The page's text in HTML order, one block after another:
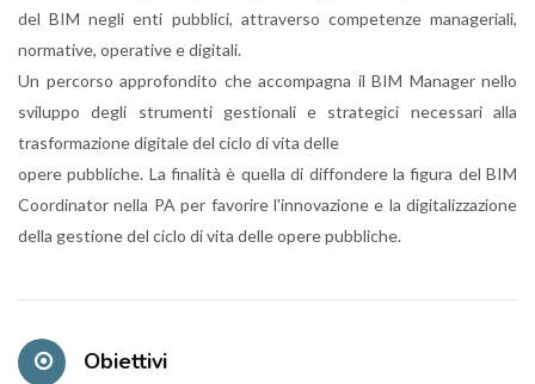
del BIM negli enti pubblici, attraverso competenze manageriali,
normative, operative e digitali.
Un percorso approfondito che accompagna il BIM Manager nello
sviluppo degli strumenti gestionali e strategici necessari alla
trasformazione digitale del ciclo di vita delle
opere pubbliche. La finalità è quella di diffondere la figura del BIM
Coordinator nella PA per favorire l'innovazione e la digitalizzazione
della gestione del ciclo di vita delle opere pubbliche.
Obiettivi